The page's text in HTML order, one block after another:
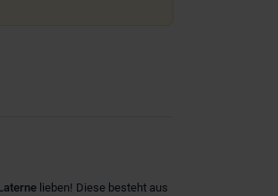
lieben! Diese besteht aus